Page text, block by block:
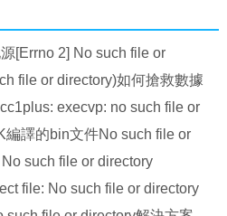
[Errno 2] No such file or
file or directory)如何搶救數據
execvp: no such file or
譯的bin文件No such file or
such file or directory
file: No such file or directory